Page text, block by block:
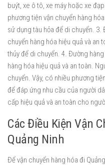
buýt, xe ô tô, xe máy hoặc xe
phương tiện vận chuyển hàng
sử dụng tàu hỏa để di chuyển.
chuyển hàng hóa hiệu quả và an
thủy để di chuyển. 4. Đường
hàng hóa hiệu quả và an toàn.
chuyển. Vậy, có nhiều phương
để đáp ứng nhu cầu của người
cấp hiệu quả và an toàn cho
Các Điều Kiện Vận
Quảng Ninh
Để vận chuyển hàng hóa đi